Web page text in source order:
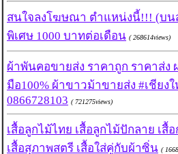
สนใจลงโฆษณา ตำแหน่งนี้!!! (บน
พิเศษ 1000 บาทต่อเดือน ( 268614views)
ผ้าพันคอขายส่ง ราคาถูก ราคาส่ง
มือ100% ผ้าขาวม้าขายส่ง #เชียง
0866728103 ( 721275views)
เสื้อลูกไม้ไทย เสื้อลูกไม้ปักลาย เสื้
เสื้อสุภาพสตรี เสื้อใส่คู่กับผ้าซิ่น (